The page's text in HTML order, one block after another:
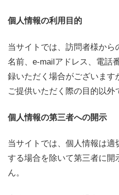
個人情報の利用目的
当サイトでは、訪問者様から
名前、e-mailアドレス、電話
録いただく場合がございます
ご提供いただく際の目的以外
個人情報の第三者への開示
当サイトでは、個人情報は適
する場合を除いて第三者に開
ん。